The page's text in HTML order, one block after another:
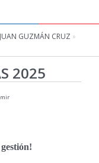
GUZMÁN CRUZ »
2025